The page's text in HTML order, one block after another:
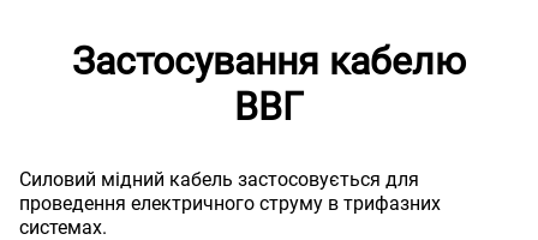
Застосування кабелю
ВВГ
Силовий мідний кабель застосовується для
проведення електричного струму в трифазних
системах.